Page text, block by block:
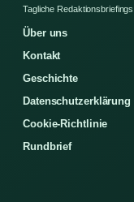
Tagliche
Über uns
Kontakt
Geschichte
Datenschutzerklärung
Cookie-Richtlinie
Rundbrief